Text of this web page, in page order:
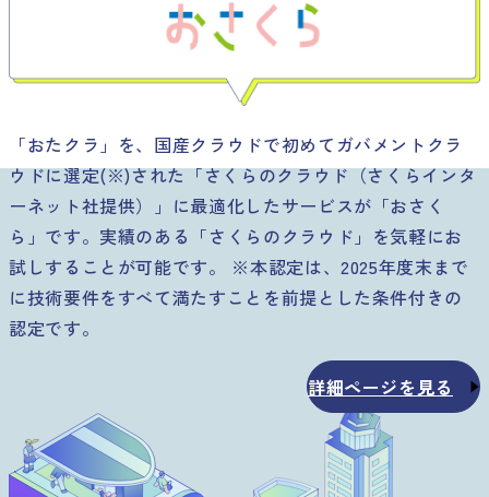
「おたクラ」を、国産クラウドで初めてガバメントクラ
ウドに選定(※)された「さくらのクラウド（さくらインタ
ーネット社提供）」に最適化したサービスが「おさく
ら」です。実績のある「さくらのクラウド」を気軽にお
試しすることが可能です。 ※本認定は、2025年度末まで
に技術要件をすべて満たすことを前提とした条件付きの
認定です。
詳細ページを見る